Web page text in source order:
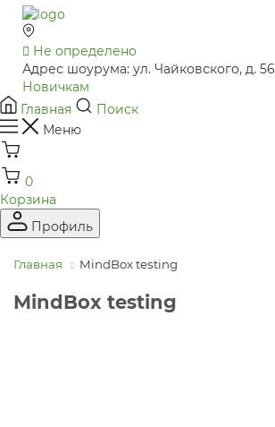
Не определено
Адрес шоурума: ул. Чайковского, д. 56
Новичкам
Главная
Поиск
Меню
0
Корзина
Профиль
Главная MindBox testing
MindBox testing